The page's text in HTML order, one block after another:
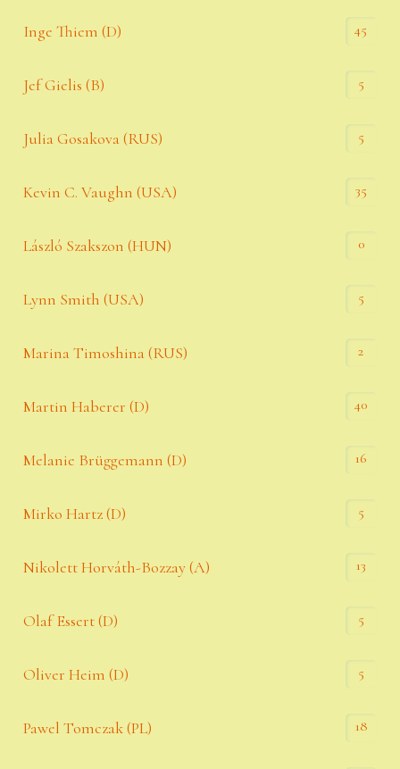
Inge Thiem (D) 45
Jef Gielis (B) 5
Julia Gosakova (RUS) 5
Kevin C. Vaughn (USA) 35
László Szakszon (HUN) 0
Lynn Smith (USA) 5
Marina Timoshina (RUS) 2
Martin Haberer (D) 40
Melanie Brüggemann (D) 16
Mirko Hartz (D) 5
Nikolett Horváth-Bozzay (A) 13
Olaf Essert (D) 5
Oliver Heim (D) 5
Pawel Tomczak (PL) 18